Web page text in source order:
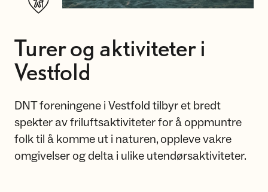
Turer og aktiviteter i
Vestfold
DNT foreningene i Vestfold tilbyr et bredt
spekter av friluftsaktiviteter for å oppmuntre
folk til å komme ut i naturen, oppleve vakre
omgivelser og delta i ulike utendørsaktiviteter.